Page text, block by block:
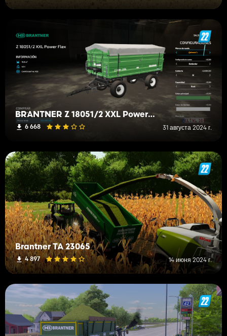
BRANTNER Z 18051/2 XXL Power Flex
6 668 31 августа 2024 г.
Brantner TA 23065
4 897 14 июня 2024 г.